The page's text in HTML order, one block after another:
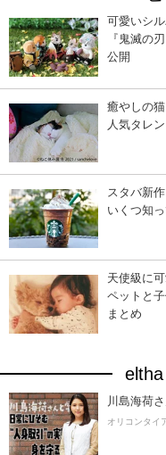
可愛いシ
『鬼滅の
公開
癒やしの
人気タレ
スタバ新
いくつ知
天使級に
ペットと
まとめ
川島海荷
オリコンタイ